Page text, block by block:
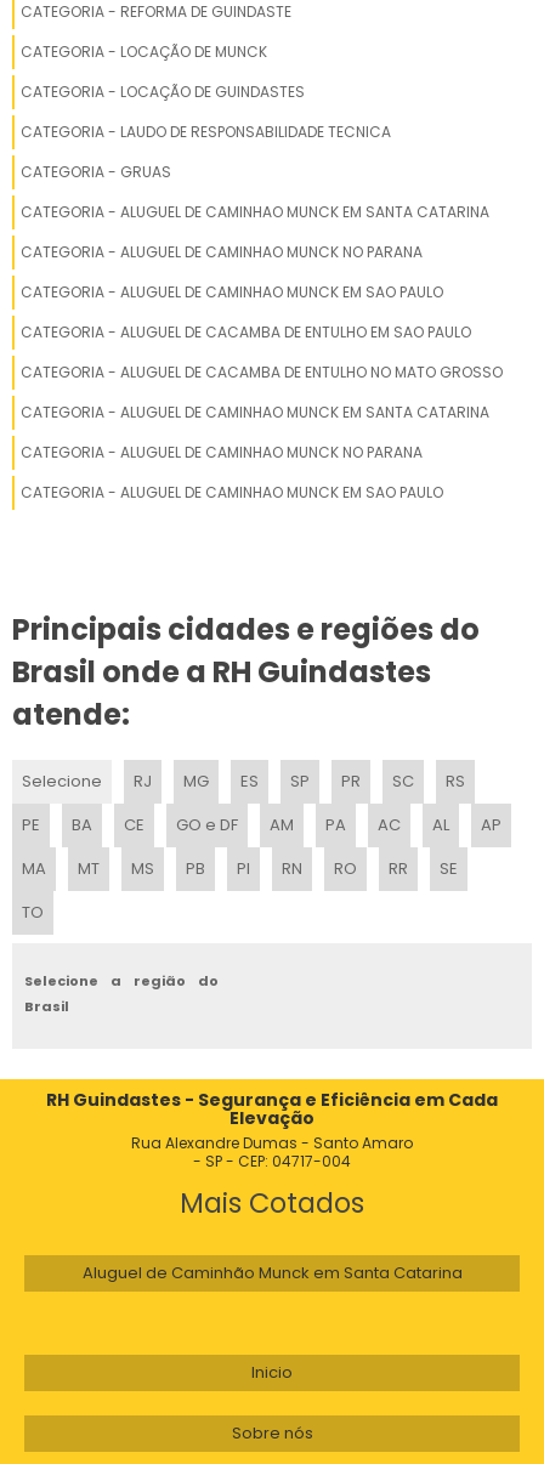
GUINCHO REDUTOR
REDUTO PARA CAMINHÃO GUINCHO
GUINCHO DE CABO PARA GUINDASTE COMPRAR
GUINCHO DE CABO PARA GUINDASTE PREÇO
REDUTOR GUINCHO ELÉTRICO
REDUTOR PARA GUINCHO PLATAFORMA
REDUTOR GUINCHO PESADO
REDUTOR PARA GUINCHO ELÉTRICO
VALOR REDUTOR GUINCHO
CATEGORIA - REFORMA DE GUINDASTE
CATEGORIA - LOCAÇÃO DE MUNCK
CATEGORIA - LOCAÇÃO DE GUINDASTES
CATEGORIA - LAUDO DE RESPONSABILIDADE TECNICA
CATEGORIA - GRUAS
CATEGORIA - ALUGUEL DE CAMINHAO MUNCK EM SANTA CATARINA
CATEGORIA - ALUGUEL DE CAMINHAO MUNCK NO PARANA
CATEGORIA - ALUGUEL DE CAMINHAO MUNCK EM SAO PAULO
CATEGORIA - ALUGUEL DE CACAMBA DE ENTULHO EM SAO PAULO
CATEGORIA - ALUGUEL DE CACAMBA DE ENTULHO NO MATO GROSSO
CATEGORIA - ALUGUEL DE CAMINHAO MUNCK EM SANTA CATARINA
CATEGORIA - ALUGUEL DE CAMINHAO MUNCK NO PARANA
CATEGORIA - ALUGUEL DE CAMINHAO MUNCK EM SAO PAULO
Principais cidades e regiões do
Brasil onde a RH Guindastes
atende:
Selecione RJ MG ES SP PR SC
RS
PE
BA CE GO e DF AM PA AC AL
AP
MA
MT MS PB PI RN RO RR
SE
TO
Selecione a região do
Brasil
RH Guindastes - Segurança e Eficiência em Cada
Elevação
Rua Alexandre Dumas - Santo Amaro
- SP - CEP: 04717-004
Mais Cotados
Aluguel de Caminhão Munck em Santa Catarina
Inicio
Sobre nós